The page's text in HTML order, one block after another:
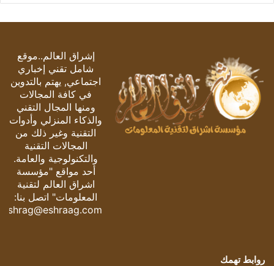
إشراق العالم..موقع
شامل تقني إخباري
اجتماعي, يهتم بالتدوين
في كافة المجالات
ومنها المجال التقني
والذكاء المنزلي وأدوات
التقنية وغير ذلك من
المجالات التقنية
والتكنولوجية والعامة.
أحد مواقع "مؤسسة
اشراق العالم لتقنية
المعلومات" اتصل بنا:
eshrag@eshraag.com
روابط تهمك